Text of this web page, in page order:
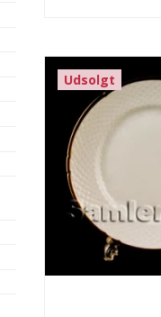
Udsolgt